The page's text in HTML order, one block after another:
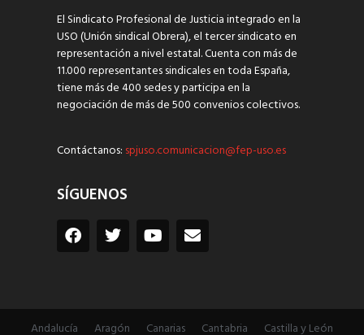
El Sindicato Profesional de Justicia integrado en la
USO (Unión sindical Obrera), el tercer sindicato en
representación a nivel estatal. Cuenta con más de
11.000 representantes sindicales en toda España,
tiene más de 400 sedes y participa en la
negociación de más de 500 convenios colectivos.
Contáctanos: spjuso.comunicacion@fep-uso.es
SÍGUENOS
Andalucía Aragón Canarias Cantabria Castilla y León